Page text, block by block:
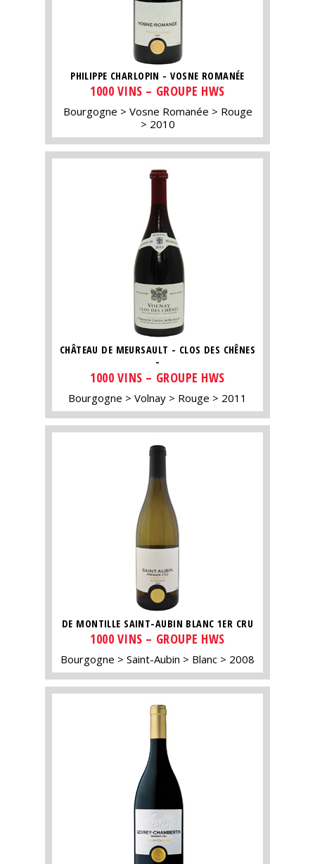
PHILIPPE CHARLOPIN - VOSNE ROMANÉE
1000 VINS – GROUPE HWS
Bourgogne Vosne Romanée
Rouge
2010
CHÂTEAU DE MEURSAULT - CLOS DES CHÊNES
-
1000 VINS – GROUPE HWS
Bourgogne Volnay Rouge 2011
DE MONTILLE SAINT-AUBIN BLANC 1ER CRU
1000 VINS – GROUPE HWS
Bourgogne Saint-Aubin Blanc 2008